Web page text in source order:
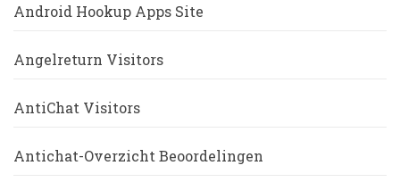
Android Hookup Apps Site
Angelreturn Visitors
AntiChat Visitors
Antichat-Overzicht Beoordelingen